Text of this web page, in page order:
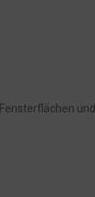
und